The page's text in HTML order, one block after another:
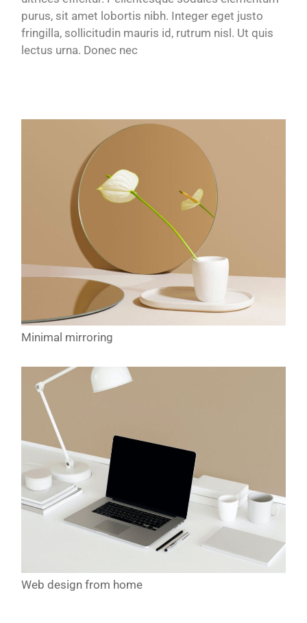
purus, sit amet lobortis nibh. Integer eget justo
fringilla, sollicitudin mauris id, rutrum nisl. Ut quis
lectus urna. Donec nec
Minimal mirroring
Web design from home